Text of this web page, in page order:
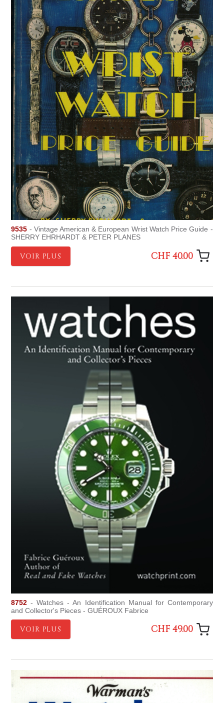
9535 - Vintage American & European Wrist Watch Price Guide -
SHERRY EHRHARDT & PETER PLANES
VOIR PLUS CHF 40.00
8752 - Watches - An Identification Manual for Contemporary
and Collector's Pieces - GUÉROUX Fabrice
VOIR PLUS CHF 49.00